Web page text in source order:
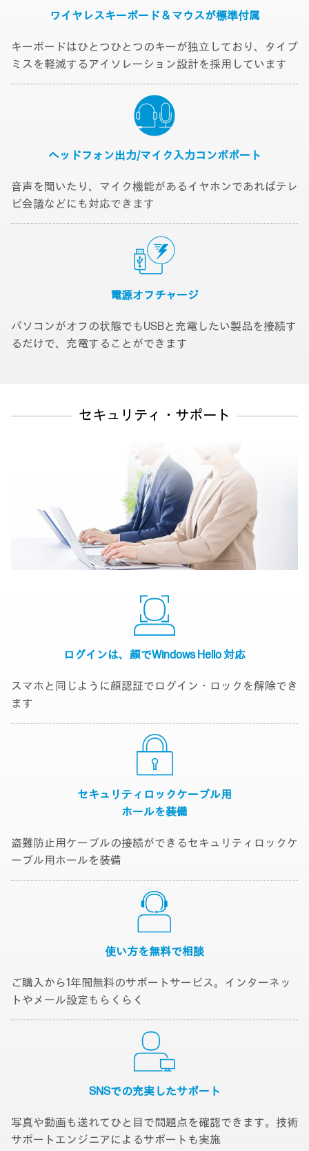
ワイヤレスキーボード & マウスが標準付属
キーボードはひとつひとつのキーが独立しており、タイプ
ミスを軽減するアイソレーション設計を採用しています
ヘッドフォン出力/マイク入力コンボポート
音声を聞いたり、マイク機能があるイヤホンであればテレ
ビ会議などにも対応できます
電源オフチャージ
パソコンがオフの状態でもUSBと充電したい製品を接続す
るだけで、充電することができます
セキュリティ・サポート
ログインは、顔でWindows Hello 対応
スマホと同じように顔認証でログイン・ロックを解除でき
ます
セキュリティロックケーブル用
ホールを装備
盗難防止用ケーブルの接続ができるセキュリティロックケ
ーブル用ホールを装備
使い方を無料で相談
ご購入から1年間無料のサポートサービス。インターネッ
トやメール設定もらくらく
SNSでの充実したサポート
写真や動画も送れてひと目で問題点を確認できます。技術
サポートエンジニアによるサポートも実施